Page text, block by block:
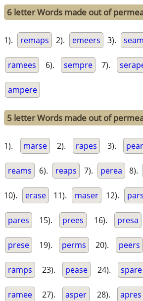
6 letter Words made out of
1). remaps 2). emeers 3).
ramees 6). sempre 7).
ampere
5 letter Words made out of
1). marse 2). rapes 3).
reams 6). reaps 7). perea 8).
10). erase 11). maser 12).
pares 15). prees 16). presa
prese 19). perms 20). peers
ramps 23). pease 24). spare
ramee 27). asper 28). apres